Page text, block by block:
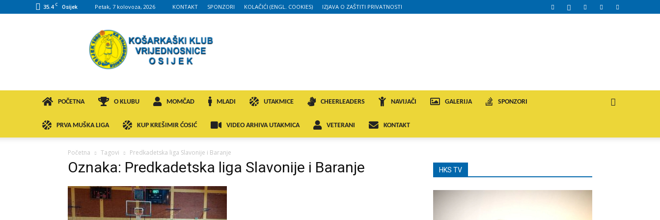
35.4 C Osijek Petak, 7 kolovoza, 2026 KONTAKT SPONZORI KOLAČIĆI (ENGL. COOKIES) IZJAVA O ZAŠTITI PRIVATNOSTI
KK
VROS
POČETNA O KLUBU MOMČAD MLADI UTAKMICE CHEERLEADERS NAVIJAČI GALERIJA SPONZORI
PRVA MUŠKA LIGA KUP KREŠIMIR ĆOSIĆ VIDEO ARHIVA UTAKMICA VETERANI KONTAKT
Početna Tagovi Predkadetska liga Slavonije i Baranje
Oznaka: Predkadetska liga Slavonije i Baranje HKS TV